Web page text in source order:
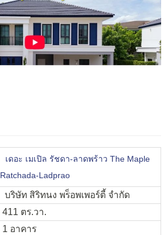
เดอะ เมเปิล รัชดา-ลาดพร้าว The Maple
Ratchada-Ladprao
บริษัท สิริทนง พร็อพเพอร์ตี้ จำกัด
411 ตร.วา.
1 อาคาร